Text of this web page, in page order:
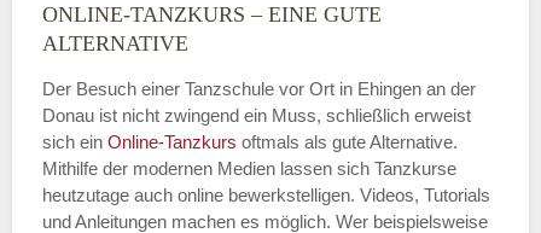
Name
E-Mail*
ONLINE-TANZKURS – EINE GUTE
ALTERNATIVE
Der Besuch einer Tanzschule vor Ort in Ehingen an der
Donau ist nicht zwingend ein Muss, schließlich erweist
sich ein Online-Tanzkurs oftmals als gute Alternative.
Mithilfe der modernen Medien lassen sich Tanzkurse
heutzutage auch online bewerkstelligen. Videos, Tutorials
und Anleitungen machen es möglich. Wer beispielsweise